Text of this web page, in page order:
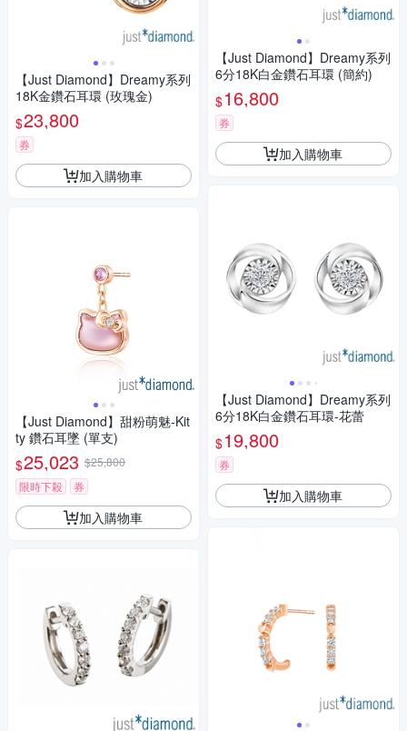
【Just Diamond】Dreamy系列
18K金鑽石耳環 (玫瑰金)
$23,800
券
加入購物車
【Just Diamond】甜粉萌魅-Kit
ty 鑽石耳墜 (單支)
$25,023 $25,800
限時下殺
券
加入購物車
【Just Diamond】Dreamy系列
6分18K白金鑽石耳環 (簡約)
$16,800
券
加入購物車
【Just Diamond】Dreamy系列
6分18K白金鑽石耳環-花蕾
$19,800
券
加入購物車